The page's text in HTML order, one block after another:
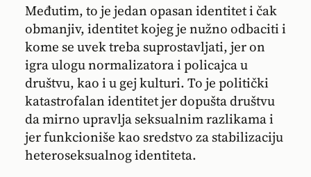
Međutim, to je jedan opasan identitet i čak
obmanjiv, identitet kojeg je nužno odbaciti i
kome se uvek treba suprostavljati, jer on
igra ulogu normalizatora i policajca u
društvu, kao i u gej kulturi. To je politički
katastrofalan identitet jer dopušta društvu
da mirno upravlja seksualnim razlikama i
jer funkcioniše kao sredstvo za stabilizaciju
heteroseksualnog identiteta.